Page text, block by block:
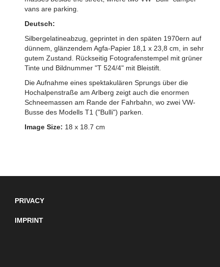
vans are parking.
Deutsch:
Silbergelatineabzug, geprintet in den späten 1970ern auf
dünnem, glänzendem Agfa-Papier 18,1 x 23,8 cm, in sehr
gutem Zustand. Rückseitig Fotografenstempel mit grüner
Tinte und Bildnummer "T 524/4" mit Bleistift.
Die Aufnahme eines spektakulären Sprungs über die
Hochalpenstraße am Arlberg zeigt auch die enormen
Schneemassen am Rande der Fahrbahn, wo zwei VW-
Busse des Modells T1 ("Bulli") parken.
Image Size: 18 x 18.7 cm
PRIVACY
IMPRINT